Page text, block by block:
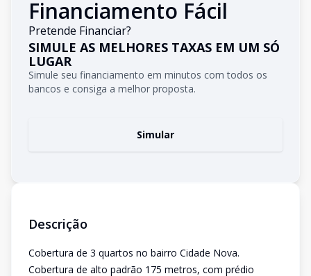
Financiamento Fácil
Pretende Financiar?
SIMULE AS MELHORES TAXAS EM UM SÓ
LUGAR
Simule seu financiamento em minutos com todos os
bancos e consiga a melhor proposta.
Simular
Descrição
Cobertura de 3 quartos no bairro Cidade Nova.
Cobertura de alto padrão 175 metros, com prédio